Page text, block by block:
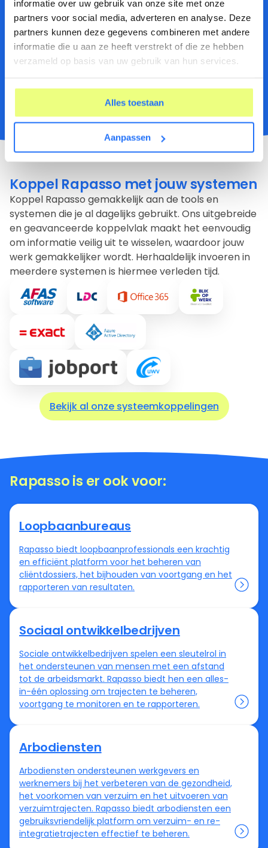
informatie over uw gebruik van onze site met onze
partners voor social media, adverteren en analyse. Deze
partners kunnen deze gegevens combineren met andere
informatie die u aan ze heeft verstrekt of die ze hebben
verzameld op basis van uw gebruik van hun services.
Alles toestaan
Aanpassen
het begeleiden van re-integratietrajecten. Van
de intake tot en met de afronding, alles wordt
geregistreerd en is overzichtelijk terug te vinden.
Door de complete documentatie en
voortgangsregistratie heb je altijd grip op de re-
Meer informatie over Re-integratie trajecten
Koppel Rapasso met jouw systemen
Koppel Rapasso gemakkelijk aan de tools en
systemen die je al dagelijks gebruikt. Ons uitgebreide
en geavanceerde koppelvlak maakt het eenvoudig
om informatie veilig uit te wisselen, waardoor jouw
werk gemakkelijker wordt. Herhaaldelijkinvoeren in
meerdere systemen is hiermee verleden tijd.
Bekijk al onze systeemkoppelingen
Rapasso is er ook voor:
Loopbaanbureaus
Rapasso biedt loopbaanprofessionals een krachtig
en efficiënt platform voor het beheren van
cliëntdossiers, het bijhouden van voortgang en het
rapporteren van resultaten.
Sociaal ontwikkelbedrijven
Sociale ontwikkelbedrijven spelen een sleutelrol in
het ondersteunen van mensen met een afstand
tot de arbeidsmarkt. Rapasso biedt hen een alles-
in-één oplossing om trajecten te beheren,
voortgang te monitoren en te rapporteren.
Arbodiensten
Arbodiensten ondersteunen werkgevers en
werknemers bij het verbeteren van de gezondheid,
het voorkomen van verzuim en het uitvoeren van
verzuimtrajecten. Rapasso biedt arbodiensten een
gebruiksvriendelijk platform om verzuim- en re-
integratietrajecten effectief te beheren.